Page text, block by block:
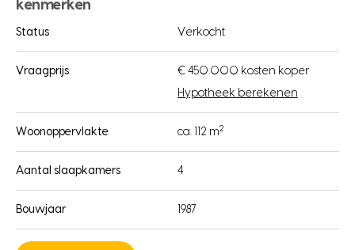
kenmerken
Status Verkocht
Vraagprijs
€ 450.000 kosten koper
Hypotheek berekenen
Woonoppervlakte ca. 112 m2
Aantal slaapkamers 4
Bouwjaar 1987